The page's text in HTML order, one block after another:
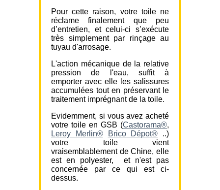
Pour cette raison, votre toile ne
réclame finalement que peu
d’entretien, et celui-ci s’exécute
très simplement par rinçage au
tuyau d'arrosage.
L'action mécanique de la relative
pression de l'eau, suffit à
emporter avec elle les salissures
accumulées tout en préservant le
traitement imprégnant de la toile.
Evidemment, si vous avez acheté
votre toile en GSB (Castorama®,
Leroy Merlin®
Brico Dépot® ..)
votre toile vient
vraisemblablement de Chine, elle
est en polyester, et n'est pas
concernée par ce qui est ci-
dessus.